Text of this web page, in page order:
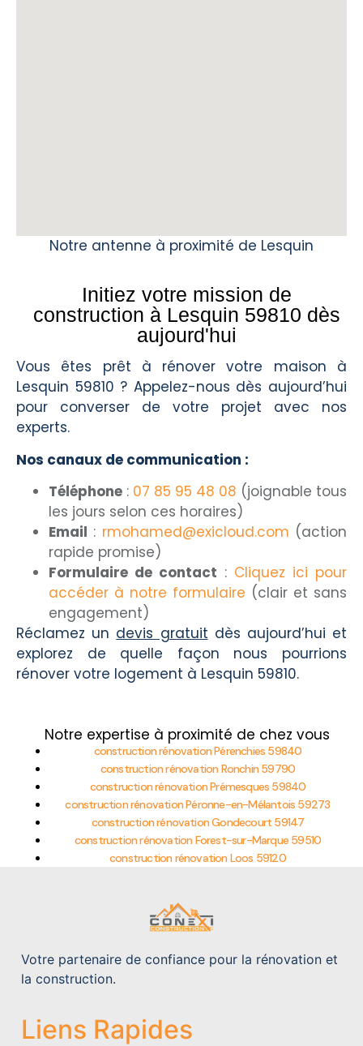
Notre antenne à proximité de Lesquin
Initiez votre mission de
construction à Lesquin 59810 dès
aujourd'hui
Vous êtes prêt à rénover votre maison à
Lesquin 59810 ? Appelez-nous dès aujourd’hui
pour converser de votre projet avec nos
experts.
Nos canaux de communication :
Téléphone : 07 85 95 48 08 (joignable tous
les jours selon ces horaires)
Email : rmohamed@exicloud.com (action
rapide promise)
Formulaire de contact : Cliquez ici pour
accéder à notre formulaire (clair et sans
engagement)
Réclamez un devis gratuit dès aujourd’hui et
explorez de quelle façon nous pourrions
rénover votre logement à Lesquin 59810.
Notre expertise à proximité de chez vous
construction rénovation Pérenchies 59840
construction rénovation Ronchin 59790
construction rénovation Prémesques 59840
construction rénovation Péronne-en-Mélantois 59273
construction rénovation Gondecourt 59147
construction rénovation Forest-sur-Marque 59510
construction rénovation Loos 59120
Votre partenaire de confiance pour la rénovation et
la construction.
Liens Rapides